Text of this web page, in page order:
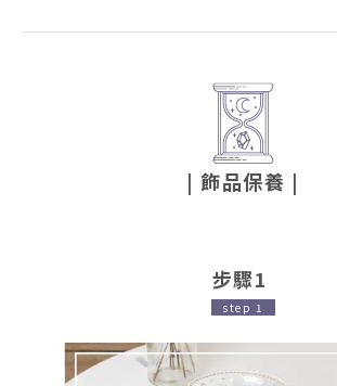
| 飾品保養 |
步驟1
step 1